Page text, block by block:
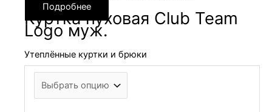
Подробнее
Куртка пуховая Club Team
Logo муж.
Утеплённые куртки и брюки